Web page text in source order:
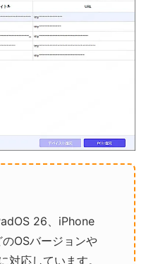
26、iPhone
OSバージョンや
対応しています。